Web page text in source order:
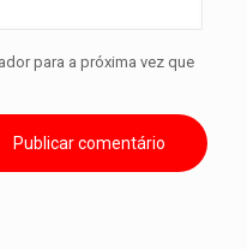
para a próxima vez que